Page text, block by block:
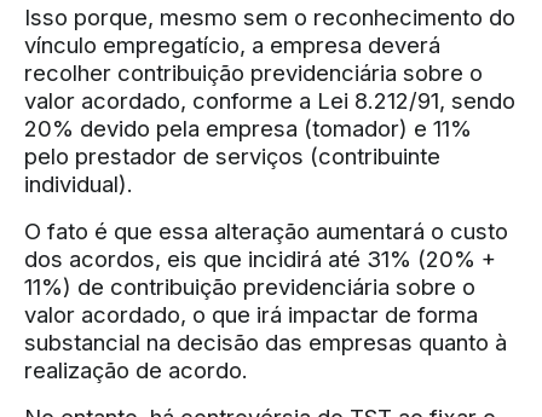
Isso porque, mesmo sem o reconhecimento do
vínculo empregatício, a empresa deverá
recolher contribuição previdenciária sobre o
valor acordado, conforme a Lei 8.212/91, sendo
20% devido pela empresa (tomador) e 11%
pelo prestador de serviços (contribuinte
individual).
O fato é que essa alteração aumentará o custo
dos acordos, eis que incidirá até 31% (20% +
11%) de contribuição previdenciária sobre o
valor acordado, o que irá impactar de forma
substancial na decisão das empresas quanto à
realização de acordo.